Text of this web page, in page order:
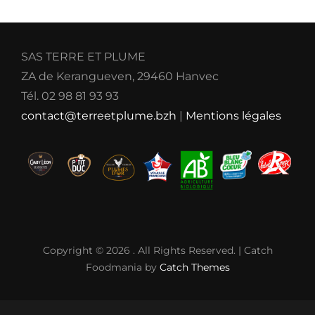
SAS TERRE ET PLUME
ZA de Kerangueven, 29460 Hanvec
Tél. 02 98 81 93 93
contact@terreetplume.bzh | Mentions légales
Copyright © 2026 . All Rights Reserved. | Catch
Foodmania by Catch Themes